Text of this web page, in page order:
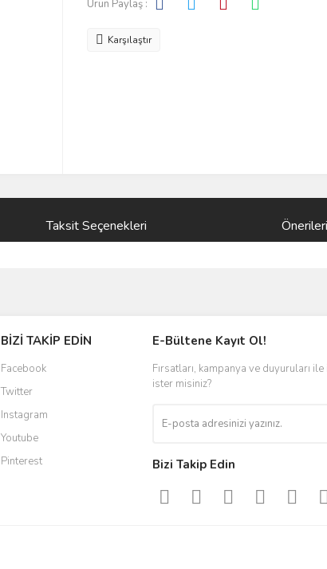
Ürün Paylaş :
Karşılaştır
Taksit Seçenekleri
BİZİ TAKİP EDİN
Facebook
Twitter
Instagram
Youtube
Pinterest
E-Bültene Kayıt Ol!
Fırsatları, kampanya ve duyuruları
ister misiniz?
Bizi Takip Edin